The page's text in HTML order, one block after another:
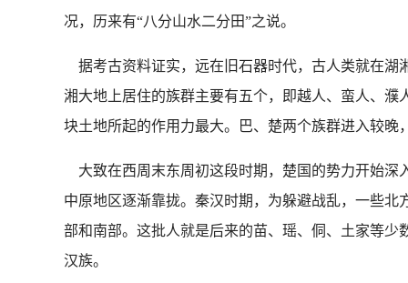
况，历来有“八分山水二分田”之说。
据考古资料证实，远在旧石器时代，古人类就在湖
湘大地上居住的族群主要有五个，即越人、蛮人、
块土地所起的作用力最大。巴、楚两个族群进入较晚
大致在西周末东周初这段时期，楚国的势力开始深
中原地区逐渐靠拢。秦汉时期，为躲避战乱，一些
部和南部。这批人就是后来的苗、瑶、侗、土家等
汉族。